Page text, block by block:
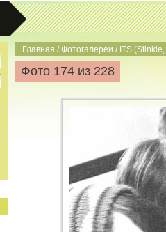
Главная /Фотогалереи / ITS (Stinkie,
Фото 174 из 228